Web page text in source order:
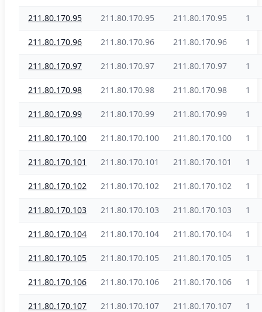
211.80.170.95 211.80.170.95 211.80.170.95 1
211.80.170.96 211.80.170.96 211.80.170.96 1
211.80.170.97 211.80.170.97 211.80.170.97 1
211.80.170.98 211.80.170.98 211.80.170.98 1
211.80.170.99 211.80.170.99 211.80.170.99 1
211.80.170.100 211.80.170.100 211.80.170.100 1
211.80.170.101 211.80.170.101 211.80.170.101 1
211.80.170.102 211.80.170.102 211.80.170.102 1
211.80.170.103 211.80.170.103 211.80.170.103 1
211.80.170.104 211.80.170.104 211.80.170.104 1
211.80.170.105 211.80.170.105 211.80.170.105 1
211.80.170.106 211.80.170.106 211.80.170.106 1
211.80.170.107 211.80.170.107 211.80.170.107 1